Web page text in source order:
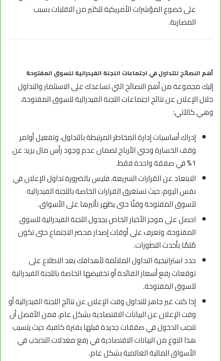
على خضوع المؤشرات الأمريكية للكثير من التقلبات بسبب
المضاربة.
أهم النصائح للتداول في اجتماعات اللجنة الفيدرالية للسوق المفتوحة
إليك مجموعة من أهم النصائح التي تساعدك على الاستثمار والتداول
خلال الإعلان عن نتائج اجتماعات اللجنة الفيدرالية للسوق المفتوحة،
وهي كالآتي:
إدراك أساسيات إدارة المخاطر المرتبطة بالتداول، وتفعيل أوامر
وقف الخسارة وجني الأرباح لضمان عدم وجود رأس مال يزيد عن
1% في صفقة واحدة فقط.
الابتعاد عن القرارات السريعة، فليس بالضرورة تداول الإعلان في
نفس اليوم، حيث تستغرق القرارات الخاصة باللجنة الفيدرالية
للسوق المفتوحة وقتًا حتى يظهر تأثيرها على الأسواق.
احصل على موجز الأخبار الخاص بجدول اللجنة الفيدرالية للسوق
المفتوحة، وتعرف على أوقات إصدار محضر الاجتماع حتى تكون
مُلمًا بأحدث التطورات.
حدد استراتيجية التداول الملائمة لأهدافك بعد الاطلاع على
توقعات رفع أسعار الفائدة أو تخفيضها الخاصة باللجنة الفيدرالية
للسوق المفتوحة.
إذا كنت غير جاهز للتداول وقت الإعلان عن نتائج اللجنة الفيدرالية أو
وقت الإعلان عن البيانات الاقتصادية بشكل عام، فمن الأفضل أن
تتجنب الدخول في صفقات جديدة قبلها بفترة كافية، حيث يتسبب
هذا النوع من البيانات الاقتصادية في رفع معدلات التذبذب في
الأسواق المالية العالمية بشكل عام.